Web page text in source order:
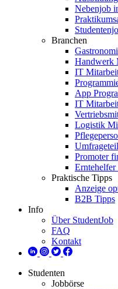
Nebenjob
Branchen
Handwerk
IT
App
IT
Logistik
Promoter
Erntehelfer
Praktische Tipps
Anzeige
B2B Tipps
Info
Über StudentJob
FAQ
Kontakt
Studenten
Jobbörse